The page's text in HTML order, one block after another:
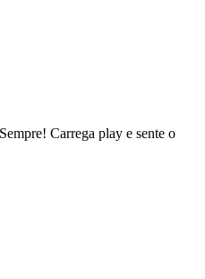
Carrega play e sente o